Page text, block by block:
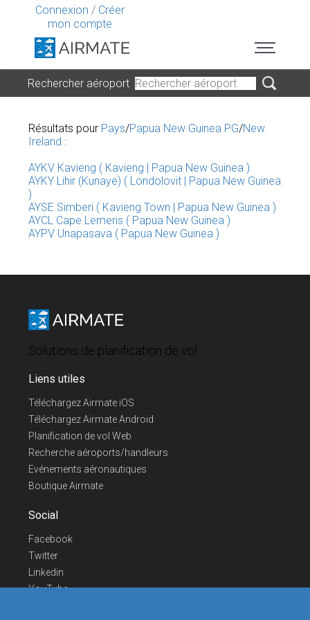
Connexion / Créer
mon compte
Rechercher aéroport
Résultats pour Pays/Papua New Guinea PG/New
Ireland :
AYKV Kavieng ( Kavieng | Papua New Guinea )
AYKY Lihir (Kunaye) ( Londolovit | Papua New Guinea
)
AYSE Simberi ( Kavieng Town | Papua New Guinea )
AYCL Cape Lemeris ( Papua New Guinea )
AYPV Unapasava ( Papua New Guinea )
Solutions de planification de vol
Liens utiles
Téléchargez Airmate iOS
Téléchargez Airmate Android
Planification de vol Web
Recherche aéroports/handleurs
Evénements aéronautiques
Boutique Airmate
Social
Facebook
Twitter
Linkedin
YouTube